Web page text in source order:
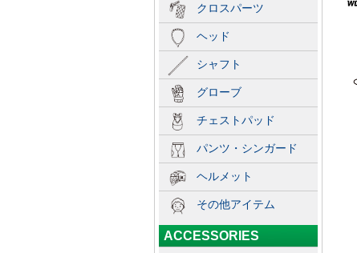
クロスパーツ
ヘッド
シャフト
グローブ
チェストパッド
パンツ・シンガード
ヘルメット
その他アイテム
ACCESSORIES